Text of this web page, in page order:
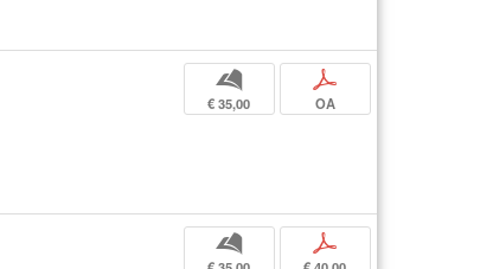
b
€ 35,00
p
OA
b p